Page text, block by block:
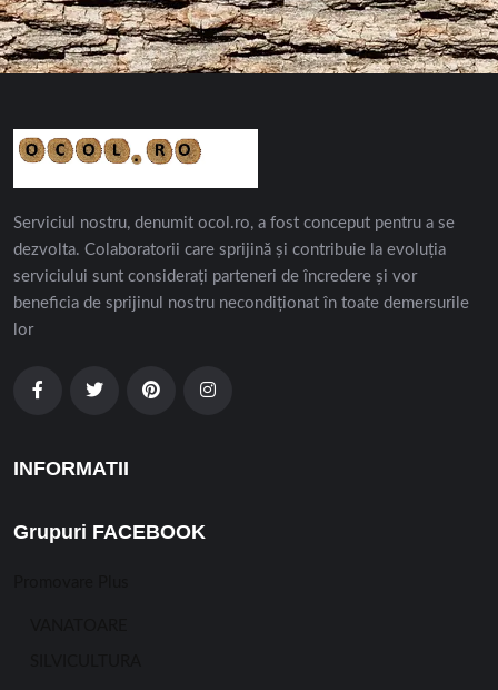
Serviciul nostru, denumit ocol.ro, a fost conceput pentru a se
dezvolta. Colaboratorii care sprijină și contribuie la evoluția
serviciului sunt considerați parteneri de încredere și vor
beneficia de sprijinul nostru necondiționat în toate demersurile
lor
INFORMATII
Grupuri FACEBOOK